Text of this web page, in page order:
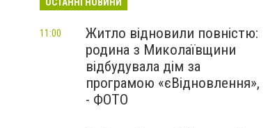
Житло відновили повністю:
родина з Миколаївщини
відбудувала дім за
програмою «єВідновлення»,
- ФОТО
11:00